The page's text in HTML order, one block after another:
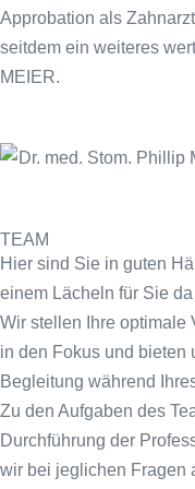
Approbation als
seitdem ein weiteres
MEIER.
TEAM
Hier sind Sie in guten
einem Lächeln für Sie
Wir stellen Ihre optimale
in den Fokus und bieten
Begleitung während
Zu den Aufgaben des
Durchführung der
wir bei jeglichen Fragen